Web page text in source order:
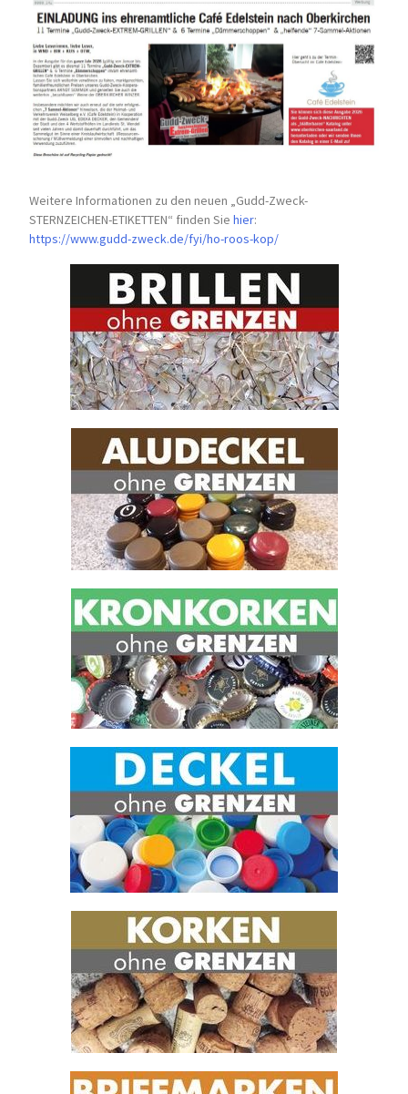
Weitere Informationen zu den neuen „Gudd-Zweck-
STERNZEICHEN-ETIKETTEN“ finden Siehier:
https://www.gudd-zweck.de/fyi/ho-roos-kop/